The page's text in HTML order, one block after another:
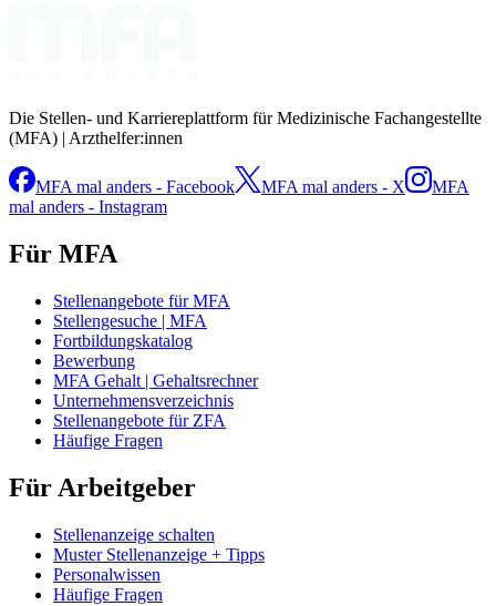
Die Stellen- und Karriereplattform für Medizinische Fachangestellte
(MFA) | Arzthelfer:innen
MFA mal anders - Facebook MFA mal anders - X
MFA
mal anders - Instagram
Für MFA
Stellenangebote für MFA
Stellengesuche | MFA
Fortbildungskatalog
Bewerbung
MFA Gehalt | Gehaltsrechner
Unternehmensverzeichnis
Stellenangebote für ZFA
Häufige Fragen
Für Arbeitgeber
Stellenanzeige schalten
Muster Stellenanzeige + Tipps
Personalwissen
Häufige Fragen